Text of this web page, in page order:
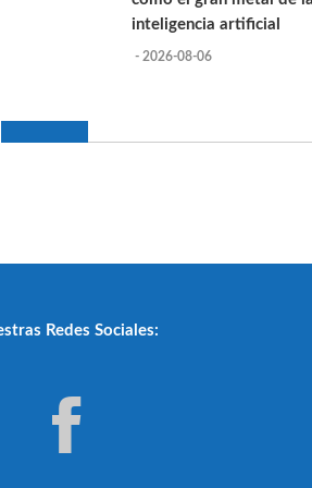
inteligencia artificial
- 2026-08-06
Redes Sociales: